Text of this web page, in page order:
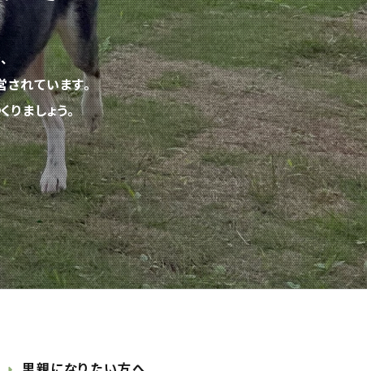
れています。
ましょう。